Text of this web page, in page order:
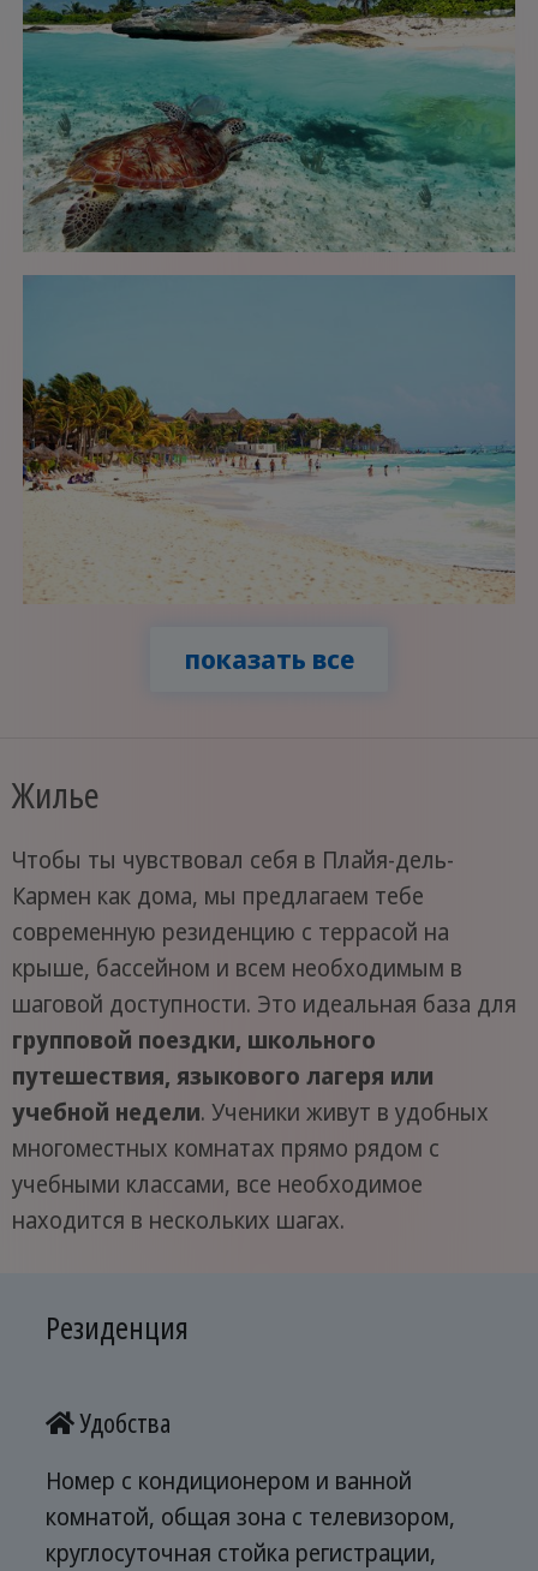
показать все
Жилье
Чтобы ты чувствовал себя в Плайя-дель-
Кармен как дома, мы предлагаем тебе
современную резиденцию с террасой на
крыше, бассейном и всем необходимым в
шаговой доступности. Это идеальная база для
групповой поездки, школьного
путешествия, языкового лагеря или
учебной недели. Ученики живут в удобных
многоместных комнатах прямо рядом с
учебными классами, все необходимое
находится в нескольких шагах.
Резиденция
Удобства
Номер с кондиционером и ванной
комнатой, общая зона с телевизором,
круглосуточная стойка регистрации,